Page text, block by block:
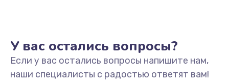
Заказать
Не включается
У вас остались вопросы?
Если у вас остались вопросы напишите нам,
наши специалисты с радостью ответят вам!